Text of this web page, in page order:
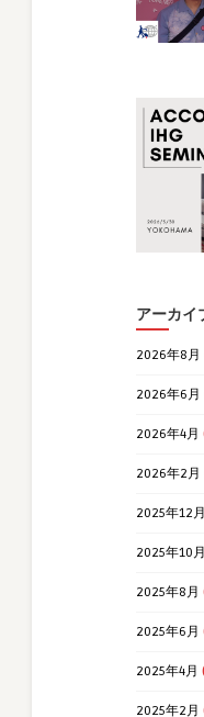
アーカイ
2026年8月
2026年6月
2026年4月
2026年2月
2025年12月
2025年10月
2025年8月
2025年6月
2025年4月
2025年2月